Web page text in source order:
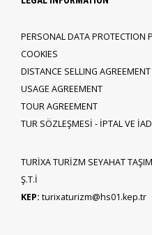
PERSONAL DATA PROTECTION
COOKIES
DISTANCE SELLING AGREEMENT
USAGE AGREEMENT
TOUR AGREEMENT
TUR SÖZLEŞMESİ - İPTAL VE
TURİXA TURİZM SEYAHAT
Ş.T.İ
KEP: turixaturizm@hs01.kep.tr